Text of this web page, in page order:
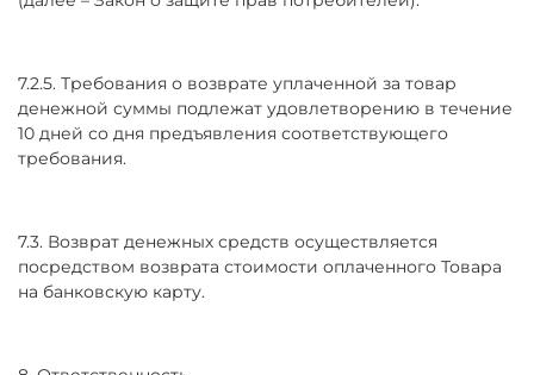
7.2.5. Требования о возврате уплаченной за товар
денежной суммы подлежат удовлетворению в течение
10 дней со дня предъявления соответствующего
требования.
7.3. Возврат денежных средств осуществляется
посредством возврата стоимости оплаченного Товара
на банковскую карту.